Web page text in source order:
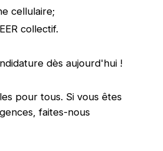
cellulaire;
collectif.
dès aujourd'hui !
pour tous. Si vous êtes
faites-nous